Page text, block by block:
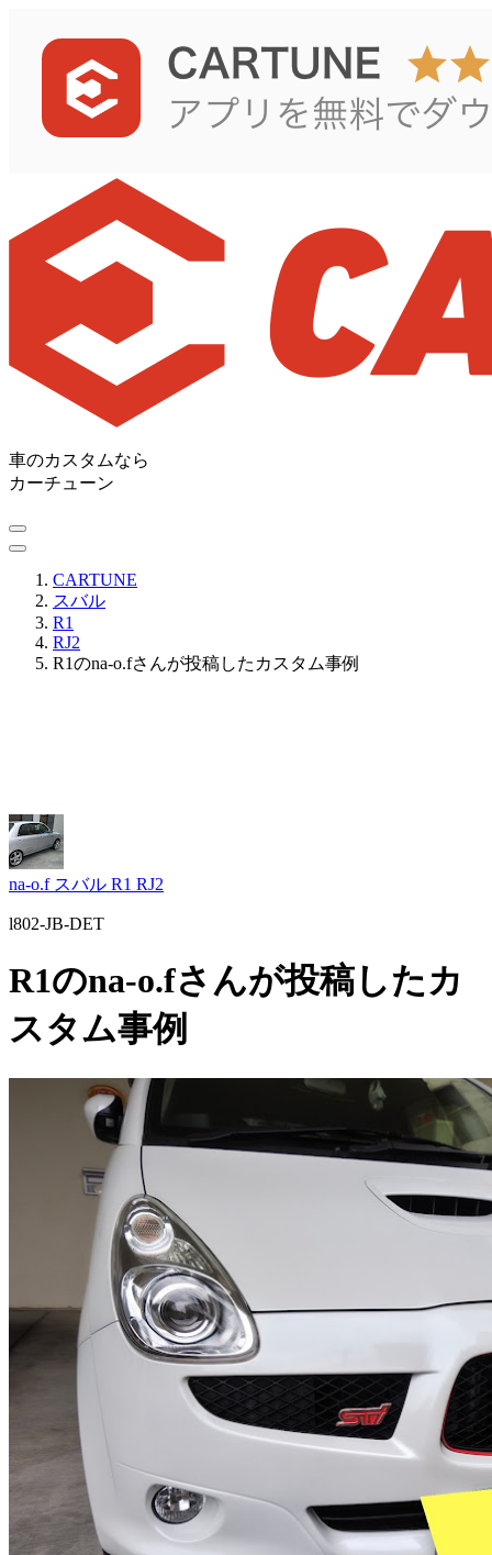
車のカスタムなら
カーチューン
CARTUNE
スバル
R1
RJ2
R1のna-o.fさんが投稿したカスタム事例
na-o.f スバル R1 RJ2
l802-JB-DET
R1のna-o.fさんが投稿したカ
スタム事例